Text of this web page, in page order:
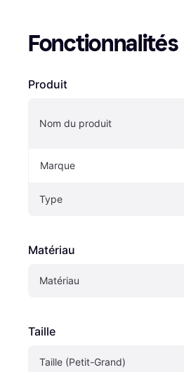
Fonctionnalités
Produit
Nom du produit
Marque
Type
Matériau
Matériau
Taille
Taille (Petit-Grand)